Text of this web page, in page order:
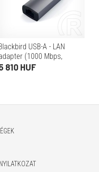
USB-A - LAN
(1000 Mbps,
810 HUF